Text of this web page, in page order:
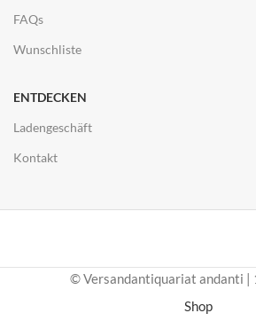
FAQs
Wunschliste
ENTDECKEN
Ladengeschäft
Kontakt
© Versandantiquariat andanti |
Shop